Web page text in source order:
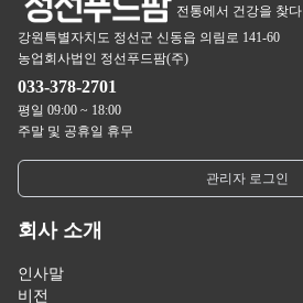
전통에서 건강을 찾다
강원특별자치도 정선군 신동읍 의림로 141-60
농업회사법인 정선푸드팜(주)
033-378-2701
평일 09:00 ~ 18:00
주말 및 공휴일 휴무
관리자 로그인
회사 소개
인사말
비전